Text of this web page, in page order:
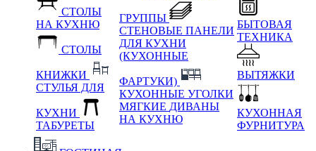
СТОЛЫ
НА КУХНЮ
СТОЛЫ
КНИЖКИ
СТУЛЬЯ ДЛЯ
КУХНИ
ТАБУРЕТЫ
ГРУППЫ
СТЕНОВЫЕ ПАНЕЛИ
ДЛЯ КУХНИ
(КУХОННЫЕ
ФАРТУКИ)
КУХОННЫЕ УГОЛКИ
МЯГКИЕ ДИВАНЫ
НА КУХНЮ
БЫТОВАЯ
ТЕХНИКА
ВЫТЯЖКИ
КУХОННАЯ
ФУРНИТУРА